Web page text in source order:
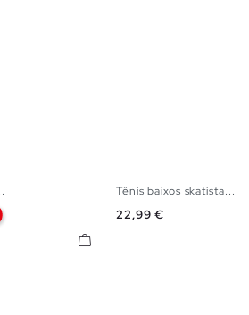
Tênis baixos skatista...
Preço
22,99 €